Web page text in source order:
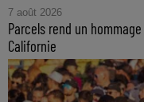
7 août 2026
Parcels rend un
Californie